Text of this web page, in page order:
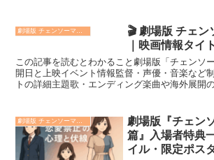
🎬 劇場版 チェ
｜映画情報タイ
この記事を読むとわかること劇場版「チェンソ
開日と上映イベント情報監督・声優・音楽など
トの詳細主題歌・エンディング楽曲や海外展開
劇場版『チェン
篇』入場者特典
イル・限定ポス